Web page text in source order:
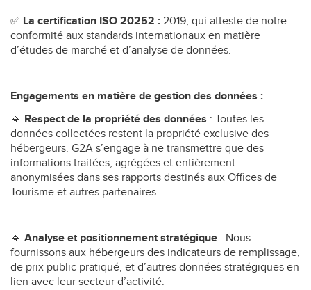
✅ La certification ISO 20252 : 2019, qui atteste de notre
conformité aux standards internationaux en matière
d’études de marché et d’analyse de données.
Engagements en matière de gestion des données :
🔹 Respect de la propriété des données : Toutes les
données collectées restent la propriété exclusive des
hébergeurs. G2A s’engage à ne transmettre que des
informations traitées, agrégées et entièrement
anonymisées dans ses rapports destinés aux Offices de
Tourisme et autres partenaires.
🔹 Analyse et positionnement stratégique : Nous
fournissons aux hébergeurs des indicateurs de remplissage,
de prix public pratiqué, et d’autres données stratégiques en
lien avec leur secteur d’activité.